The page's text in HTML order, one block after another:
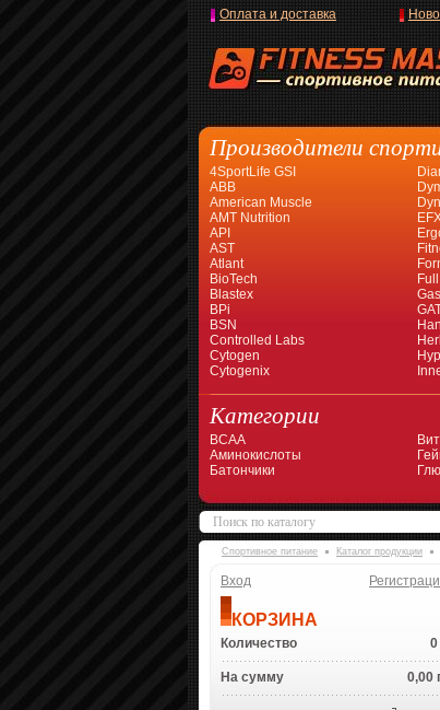
Оплата и доставка
Производители
4SportLife GSI
ABB
American Muscle
AMT Nutrition
API
AST
Atlant
BioTech
Blastex
BPi
BSN
Controlled Labs
Cytogen
Cytogenix
Категории
BCAA
Аминокислоты
Батончики
Спортивное питание Каталог продукции
Вход
КОРЗИНА
Количество 0
На сумму 0,00